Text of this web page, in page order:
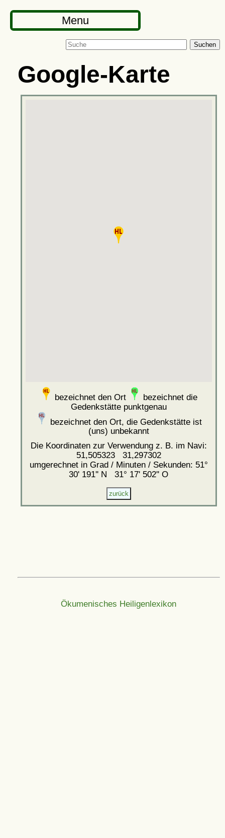
Menu
Suchen
Google-Karte
bezeichnet den Ort
bezeichnet die
Gedenkstätte punktgenau
bezeichnet den Ort, die Gedenkstätte ist
(uns) unbekannt
Die Koordinaten zur Verwendung z. B. im Navi:
51,505323 31,297302
umgerechnet in Grad / Minuten / Sekunden: 51°
30' 191'' N 31° 17' 502'' O
Ökumenisches Heiligenlexikon